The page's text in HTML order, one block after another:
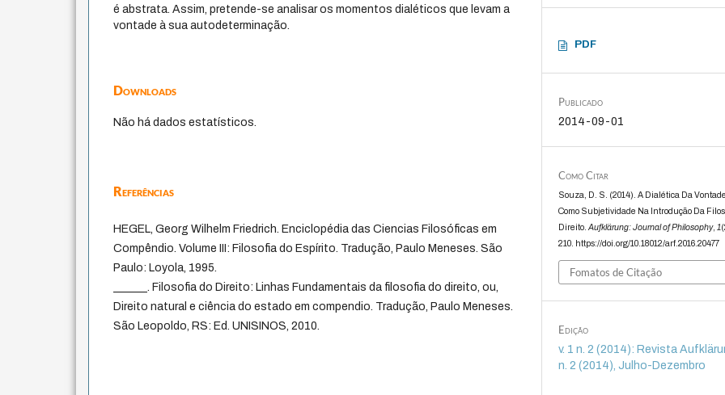
é abstrata. Assim, pretende-se analisar os momentos dialéticos que levam a
vontade à sua autodeterminação.
Downloads
Não há dados estatísticos.
Referências
HEGEL, Georg Wilhelm Friedrich. Enciclopédia das Ciencias Filosóficas em
Compêndio. Volume III: Filosofia do Espírito. Tradução, Paulo Meneses. São
Paulo: Loyola, 1995.
______. Filosofia do Direito: Linhas Fundamentais da filosofia do direito, ou,
Direito natural e ciência do estado em compendio. Tradução, Paulo Meneses.
São Leopoldo, RS: Ed. UNISINOS, 2010.
PDF
Publicado
2014-09-01
Como Citar
Souza, D. S. (2014). A Dialética Da
Como Subjetividade Na Introdução Da
Direito.Aufklärung: Journal of Philosophy, 1
210. https://doi.org/10.18012/arf.2016.20477
Fomatos de Citação
Edição
v. 1 n. 2 (2014): Revista
n. 2 (2014), Julho-Dezembro